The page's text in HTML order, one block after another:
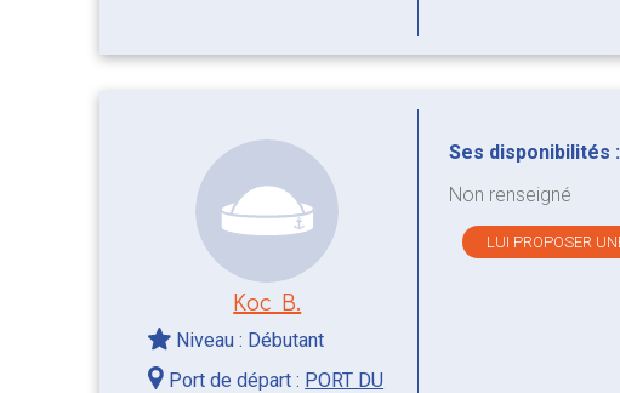
Koc B.
Niveau : Débutant
Port de départ : PORT DU
Ses disponibilités :
Non renseigné
LUI PROPOSER